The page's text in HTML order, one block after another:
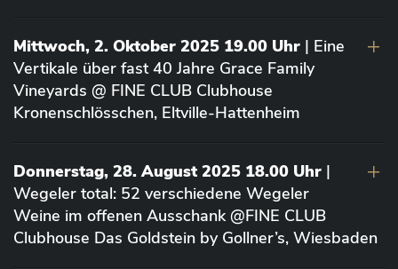
Mittwoch, 2. Oktober 2025 19.00 Uhr | Eine
Vertikale über fast 40 Jahre Grace Family
Vineyards @ FINE CLUB Clubhouse
Kronenschlösschen, Eltville-Hattenheim
Donnerstag, 28. August 2025 18.00 Uhr |
Wegeler total: 52 verschiedene Wegeler
Weine im offenen Ausschank @FINE CLUB
Clubhouse Das Goldstein by Gollner’s, Wiesbaden